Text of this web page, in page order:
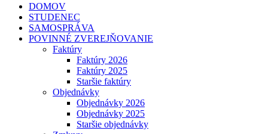
DOMOV
STUDENEC
SAMOSPRÁVA
POVINNÉ ZVEREJŇOVANIE
Faktúry
Faktúry 2026
Faktúry 2025
Staršie faktúry
Objednávky
Objednávky 2026
Objednávky 2025
Staršie objednávky